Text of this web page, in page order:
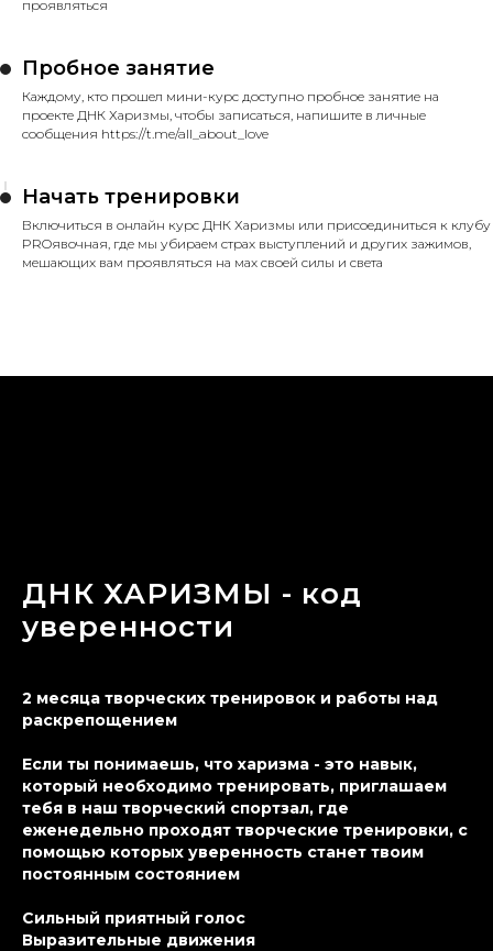
проявляться
Пробное занятие
Каждому, кто прошел мини-курс доступно пробное занятие на
проекте ДНК Харизмы, чтобы записаться, напишите в личные
сообщения https://t.me/aII_about_love
Начать тренировки
Включиться в онлайн курс ДНК Харизмы или присоединиться к клубу
PROявочная, где мы убираем страх выступлений и других зажимов,
мешающих вам проявляться на мах своей силы и света
ДНК ХАРИЗМЫ - код
уверенности
2 месяца творческих тренировок и работы над
раскрепощением
Если ты понимаешь, что харизма - это навык,
который необходимо тренировать, приглашаем
тебя в наш творческий спортзал, где
еженедельно проходят творческие тренировки, с
помощью которых уверенность станет твоим
постоянным состоянием
Сильный приятный голос
Выразительные движения